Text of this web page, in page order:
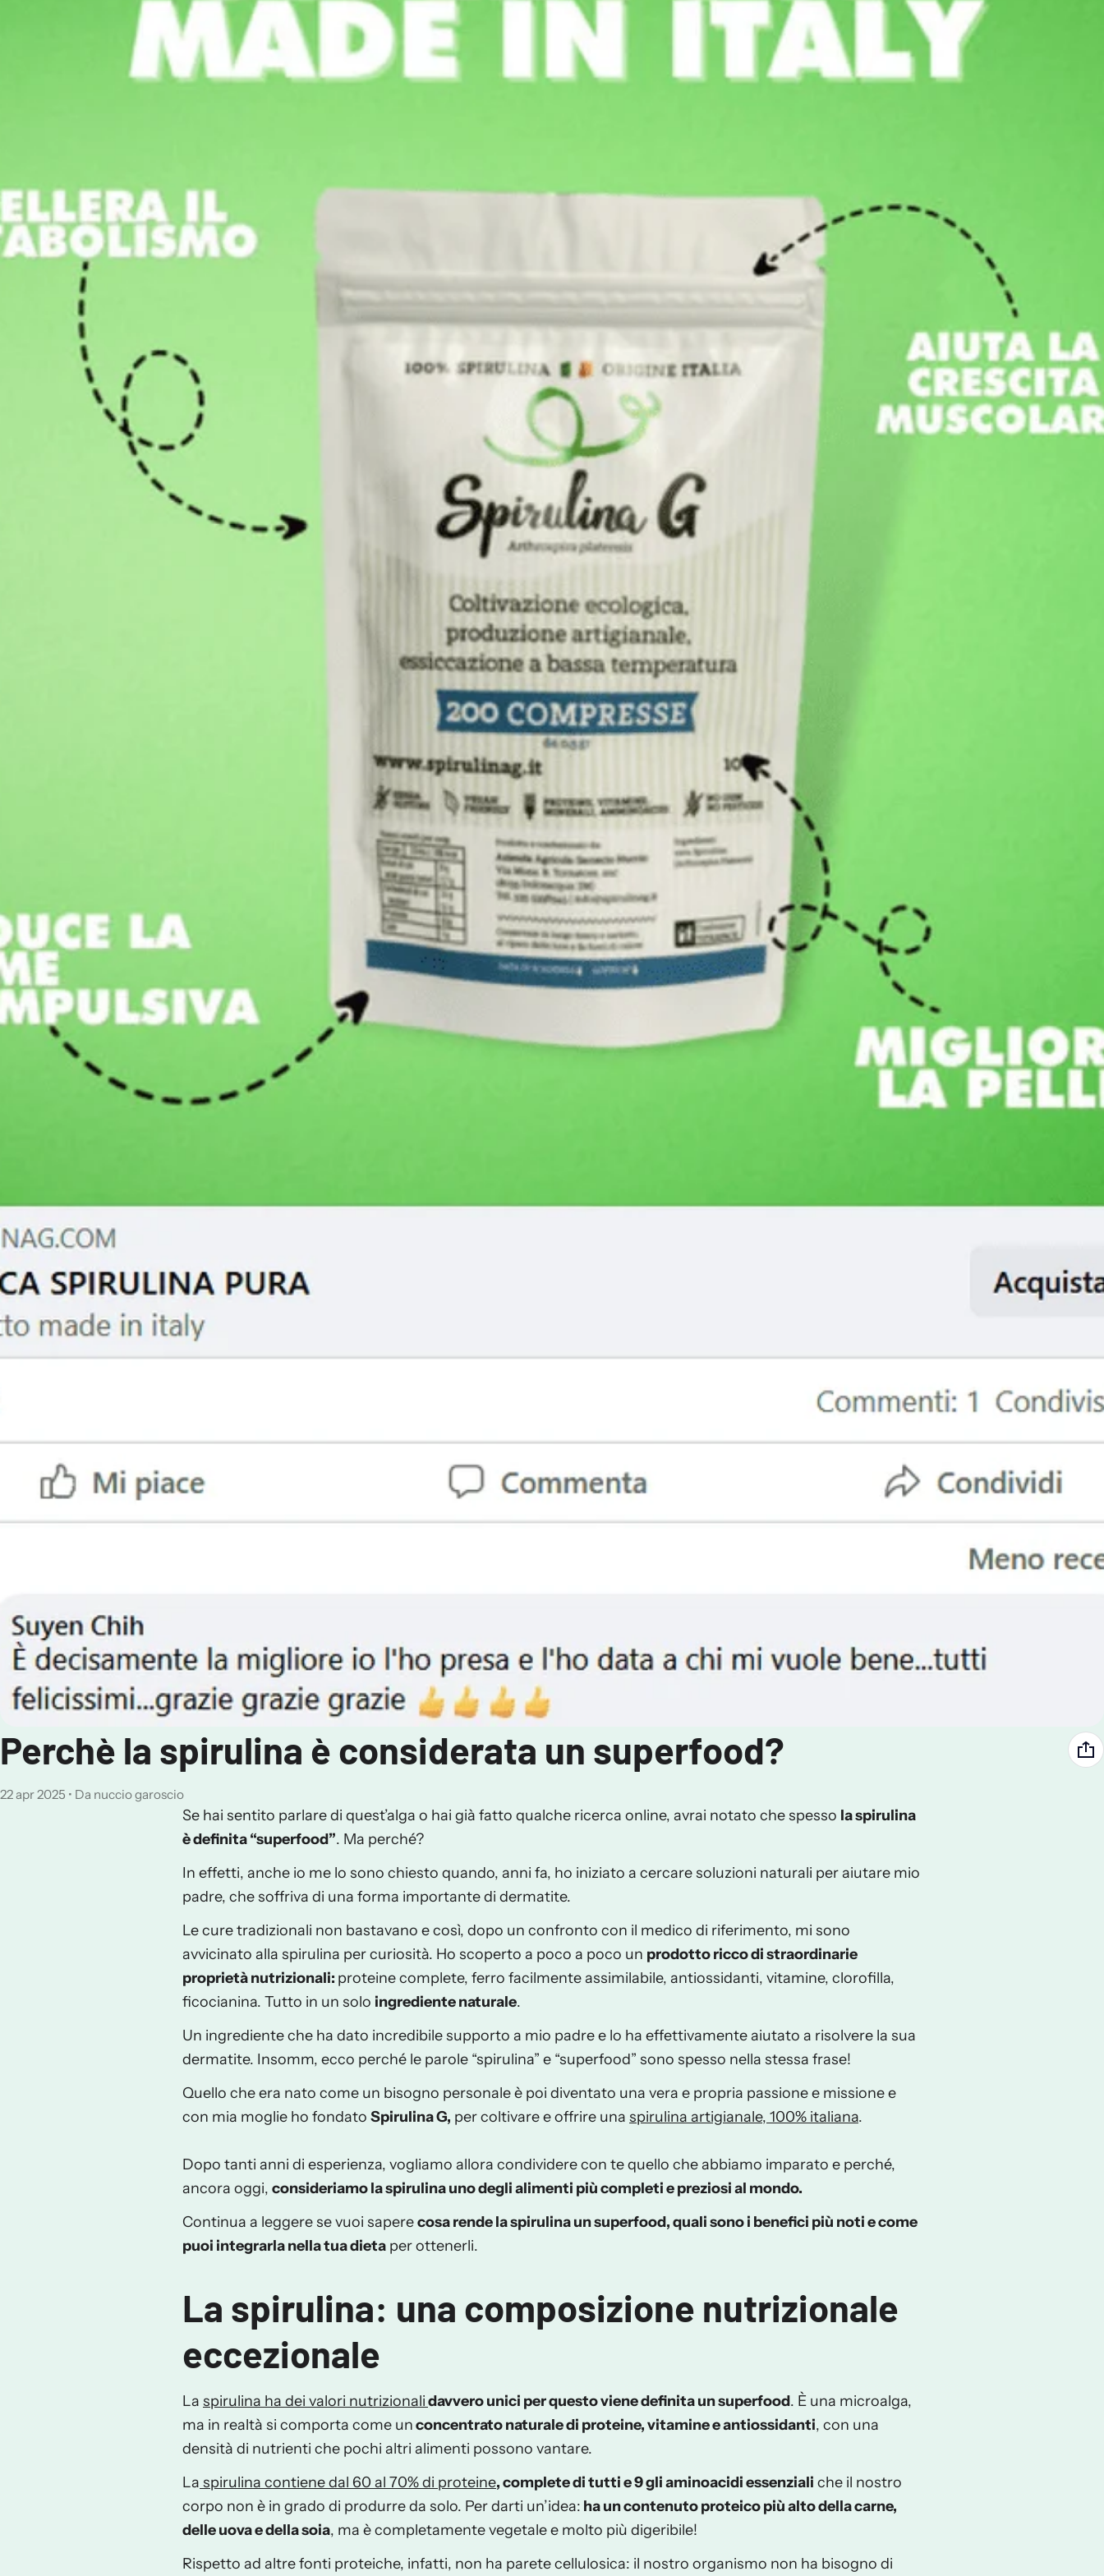
Perchè la spirulina è considerata un superfood?
22 apr 2025 • Da nuccio garoscio
Se hai sentito parlare di quest’alga o hai già fatto qualche ricerca online, avrai notato chespesso la spirulina
è definita “superfood”. Ma perché?
In effetti, anche io me lo sono chiesto quando, anni fa, ho iniziato a cercare soluzioni naturali per aiutare mio
padre, che soffriva di una forma importante di dermatite.
Le cure tradizionali non bastavano e così, dopo un confronto con il medico di riferimento, mi sono
avvicinato alla spirulina per curiosità. Ho scoperto a poco a poco un prodotto ricco di straordinarie
proprietà nutrizionali: proteine complete, ferro facilmente assimilabile, antiossidanti, vitamine, clorofilla,
ficocianina. Tutto in un solo ingrediente naturale.
Un ingrediente che ha dato incredibile supporto a mio padre e lo ha effettivamente aiutato a risolvere la sua
dermatite. Insomm, ecco perché le parole “spirulina” e “superfood” sono spesso nella stessa frase!
Quello che era nato come un bisogno personale è poi diventato una vera e propria passione e missione e
con mia moglie ho fondato Spirulina G, per coltivare e offrire una spirulina artigianale, 100% italiana.
Dopo tanti anni di esperienza, vogliamo allora condividere con te quello che abbiamo imparato e perché,
ancora oggi, consideriamo la spirulina uno degli alimenti più completi e preziosi al mondo.
Continua a leggere se vuoi saperecosa rende la spirulina un superfood, quali sono i benefici più noti e come
puoi integrarla nella tua dieta per ottenerli.
La spirulina: una composizione nutrizionale
eccezionale
La spirulina ha dei valori nutrizionalidavvero unici per questo viene definita un superfood. È una microalga,
ma in realtà si comporta come unconcentrato naturale di proteine, vitamine e antiossidanti, con una
densità di nutrienti che pochi altri alimenti possono vantare.
La spirulina contiene dal 60 al 70% di proteine, complete di tutti e 9 gli aminoacidi essenziali che il nostro
corpo non è in grado di produrre da solo. Per darti un’idea: ha un contenuto proteico più alto della carne,
delle uova e della soia, ma è completamente vegetale e molto più digeribile!
Rispetto ad altre fonti proteiche, infatti, non ha parete cellulosica: il nostro organismo non ha bisogno di